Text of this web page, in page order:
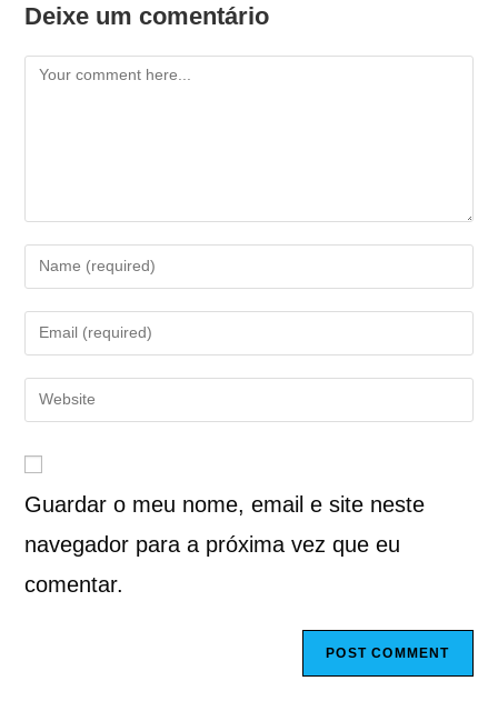
Deixe um comentário
Guardar o meu nome, email e site neste
navegador para a próxima vez que eu
comentar.